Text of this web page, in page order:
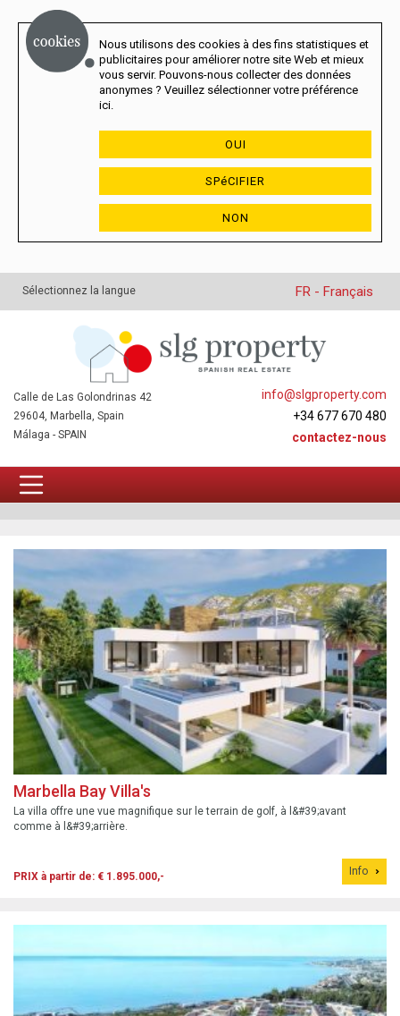
Nous utilisons des cookies à des fins statistiques et
publicitaires pour améliorer notre site Web et mieux
vous servir. Pouvons-nous collecter des données
anonymes ? Veuillez sélectionner votre préférence
ici.
OUI
SPéCIFIER
NON
Sélectionnez la langue FR - Français
info@slgproperty.com
+34 677 670 480
contactez-nous
Calle de Las Golondrinas 42
29604, Marbella, Spain
Málaga - SPAIN
Marbella Bay Villa's
La villa offre une vue magnifique sur le terrain de golf, à l&#39;avant
comme à l&#39;arrière.
PRIX à partir de: € 1.895.000,- Info